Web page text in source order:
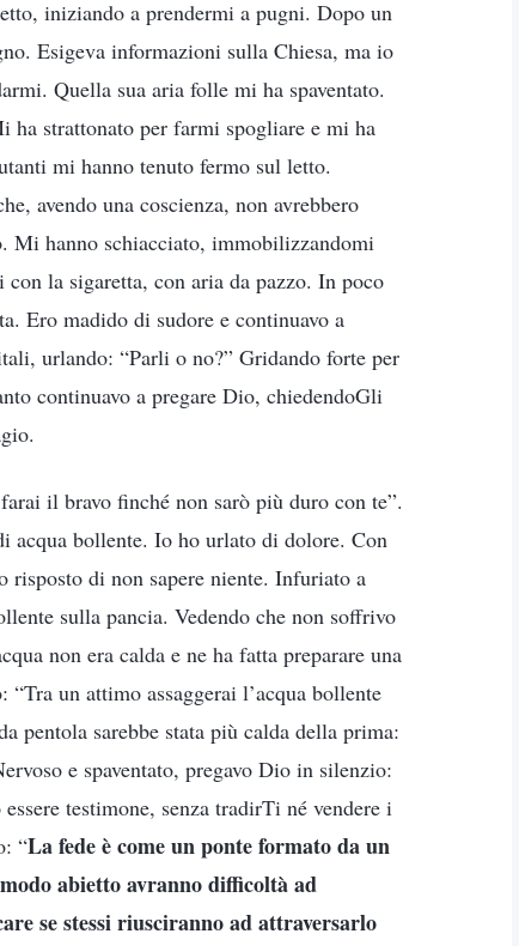
iniziando a prendermi a pugni. Dopo un
Esigeva informazioni sulla Chiesa, ma io
Quella sua aria folle mi ha spaventato.
ha strattonato per farmi spogliare e mi ha
mi hanno tenuto fermo sul letto.
avendo una coscienza, non avrebbero
Mi hanno schiacciato, immobilizzandomi
la sigaretta, con aria da pazzo. In poco
Ero madido di sudore e continuavo a
urlando: “Parli o no?” Gridando forte per
continuavo a pregare Dio, chiedendoGli
il bravo finché non sarò più duro con te”.
acqua bollente. Io ho urlato di dolore. Con
risposto di non sapere niente. Infuriato a
sulla pancia. Vedendo che non soffrivo
non era calda e ne ha fatta preparare una
un attimo assaggerai l’acqua bollente
pentola sarebbe stata più calda della prima:
e spaventato, pregavo Dio in silenzio:
testimone, senza tradirTi né vendere i
“La fede è come un ponte formato da un
abietto avranno difficoltà ad
se stessi riusciranno ad attraversarlo